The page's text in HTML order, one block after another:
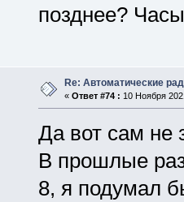
позднее?
Re: Автоматические
« Ответ #74 : 10 Ноября
Да вот сам не
В прошлые
8, я подумал